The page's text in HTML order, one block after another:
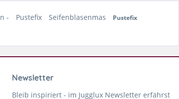
- Pustefix Seifenblasenmas Pustefix
Newsletter
Bleib inspiriert - im Jugglux Newsletter erfährst